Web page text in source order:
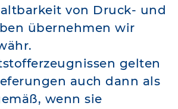
von Druck- und
übernehmen wir
gelten
auch dann als
wenn sie